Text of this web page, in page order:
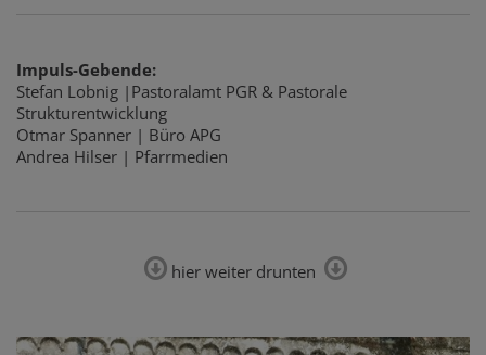
Impuls-Gebende:
Stefan Lobnig |Pastoralamt PGR & Pastorale
Strukturentwicklung
Otmar Spanner | Büro APG
Andrea Hilser | Pfarrmedien
hier weiter drunten